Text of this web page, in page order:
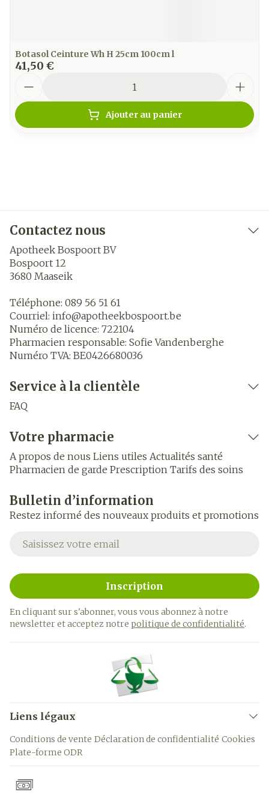
Botasol Ceinture Wh H 25cm 100cm l
41,50 €
Ajouter au panier
Contactez nous
Apotheek Bospoort BV
Bospoort 12
3680 Maaseik
Téléphone: 089 56 51 61
Courriel: info@apotheekbospoort.be
Numéro de licence: 722104
Pharmacien responsable: Sofie Vandenberghe
Numéro TVA: BE0426680036
Service à la clientèle
FAQ
Votre pharmacie
A propos de nous Liens utiles Actualités santé
Pharmacien de garde Prescription Tarifs des soins
Bulletin d’information
Restez informé des nouveaux produits et promotions
Adresse mail
Inscription
En cliquant sur s'abonner, vous vous abonnez à notre
newsletter et acceptez notre politique de confidentialité.
Liens légaux
Conditions de vente Déclaration de confidentialité Cookies
Plate-forme ODR